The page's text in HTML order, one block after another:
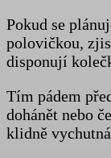
Pokud se
polovičkou,
disponují
Tím pádem
dohánět nebo
klidně